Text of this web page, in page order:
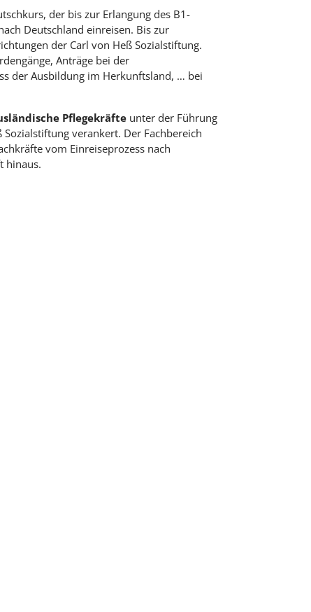
der bis zur Erlangung des B1-
Deutschland einreisen. Bis zur
der Carl von Heß Sozialstiftung.
Anträge bei der
der Ausbildung im Herkunftsland, … bei
Pflegekräfteunter der Führung
Sozialstiftung verankert. Der Fachbereich
vom Einreiseprozess nach
hinaus.